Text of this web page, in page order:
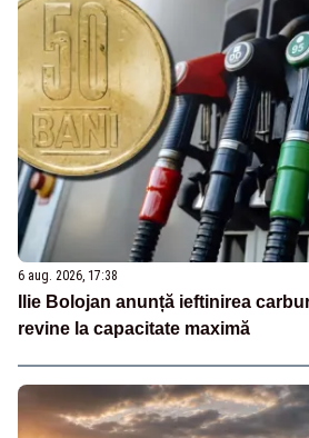
6 aug. 2026, 17:38
Ilie Bolojan anunță ieftinirea
revine la capacitate maximă